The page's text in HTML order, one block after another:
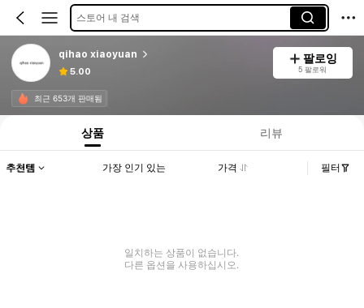
스토어 내 검색
qihao xiaoyuan
5.00
팔로잉
5 팔로워
최근 653개 판매됨
상품 리뷰
추천템 가장 인기 있는 가격 필터
일치하는 상품이 없습니다.
다른 옵션을 사용하십시오.